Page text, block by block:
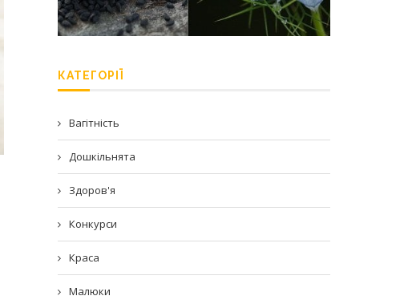
КАТЕГОРІЇ
Вагітність
Дошкільнята
Здоров'я
Конкурси
Краса
Малюки